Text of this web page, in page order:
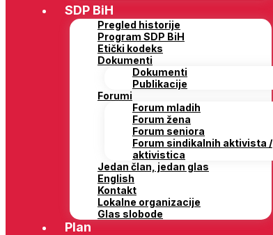
SDP BiH
Pregled historije
Program SDP BiH
Etički kodeks
Dokumenti
Dokumenti
Publikacije
Forumi
Forum mladih
Forum žena
Forum seniora
Forum sindikalnih aktivista /
aktivistica
Jedan član, jedan glas
English
Kontakt
Lokalne organizacije
Glas slobode
Plan